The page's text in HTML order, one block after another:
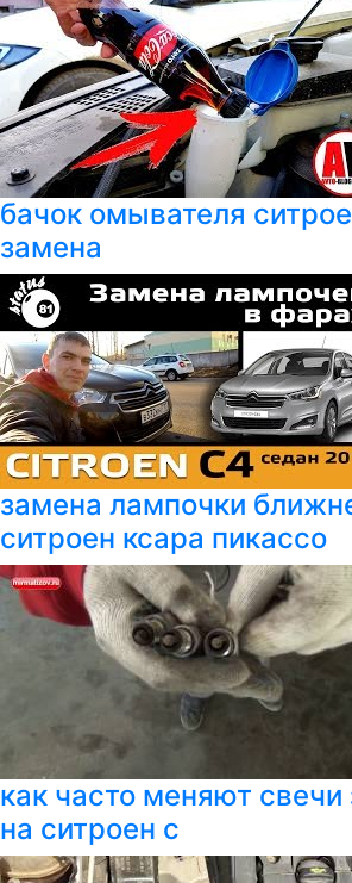
бачок омывателя
замена
замена лампочки
ситроен ксара пикассо
как часто меняют свечи
на ситроен с